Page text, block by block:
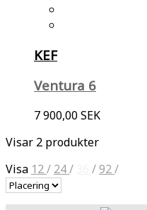
KEF
Ventura 6
7 900,00 SEK
Visar 2 produkter
Visa 12/ 24/ /92/